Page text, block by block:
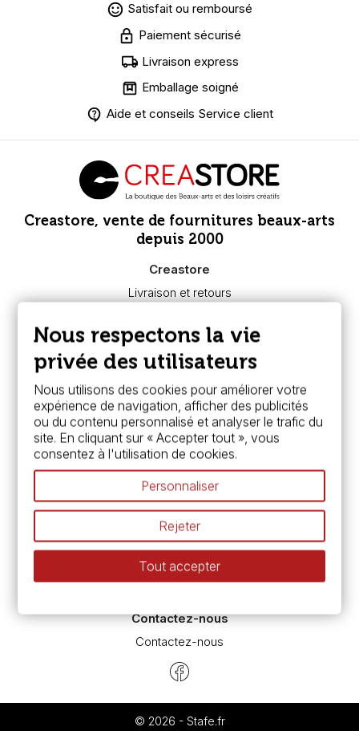
Satisfait ou remboursé
Paiement sécurisé
Livraison express
Emballage soigné
Aide et conseils Service client
Creastore, vente de fournitures beaux-arts
depuis 2000
Creastore
Livraison et retours
Paiement sécurisé
FAQ
Boutique à Angers
Services
Carte fidélité & avantages
Chèque cadeau, bon cadeaux
Devis & bon de commande
Pass culture - mode d'emploi
Nos promotions en cours
Espace conseils
L’aquarelle en tubes ou en godets ?
Le vocabulaire technique de l’aquarelle
Différence entre peinture Fine et Extra-fine
Préparer une toile pour peinture à l'huile et acrylique
Contactez-nous
Contactez-nous
© 2026 - Stafe.fr
Nous respectons la vie
privée des utilisateurs
Nous utilisons des cookies pour améliorer votre
expérience de navigation, afficher des publicités
ou du contenu personnalisé et analyser le trafic du
site. En cliquant sur « Accepter tout », vous
consentez à l'utilisation de cookies.
Personnaliser
Rejeter
Tout accepter